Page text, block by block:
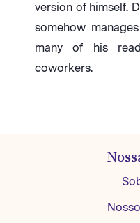
version of himself.
somehow
many of his
coworkers.